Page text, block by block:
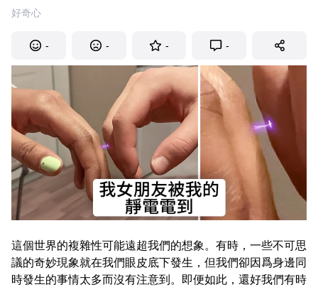
好奇心
- - - -
這個世界的複雜性可能遠超我們的想象。有時，一些不可思
議的奇妙現象就在我們眼皮底下發生，但我們卻因爲身邊同
時發生的事情太多而沒有注意到。即便如此，還好我們有時